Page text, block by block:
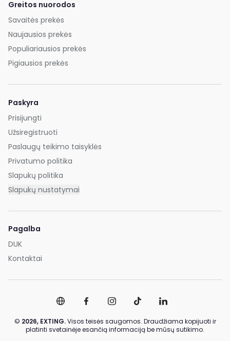
Greitos nuorodos
Savaitės prekės
Naujausios prekės
Populiariausios prekės
Pigiausios prekės
Paskyra
Prisijungti
Užsiregistruoti
Paslaugų teikimo taisyklės
Privatumo politika
Slapukų politika
Slapukų nustatymai
Pagalba
DUK
Kontaktai
© 2026, EXTING.Visos teisės saugomos. Draudžiama kopijuoti ir
platinti svetainėje esančią informaciją be mūsų sutikimo.